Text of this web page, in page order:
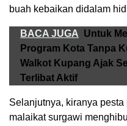
buah kebaikan didalam
BACA JUGA Untuk
Program Kota Tanpa
Walkot Kupang Ajak
Terlibat Aktif
Selanjutnya, kiranya
malaikat surgawi